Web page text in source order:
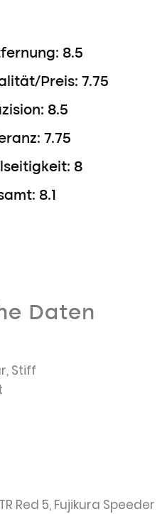
8.5
Preis: 7.75
8.5
7.75
8
8.1
Daten
Stiff
Red 5, Fujikura Speeder